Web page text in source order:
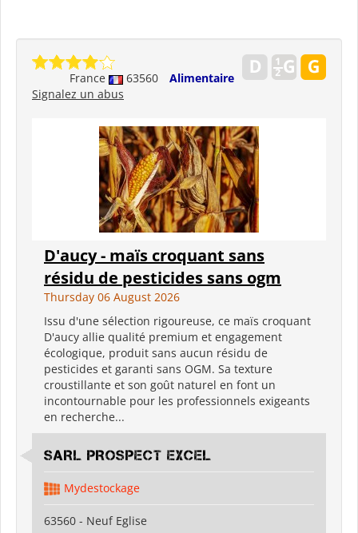
France 63560
Alimentaire
Signalez un abus
D'aucy - maïs croquant sans
résidu de pesticides sans ogm
Thursday 06 August 2026
Issu d'une sélection rigoureuse, ce maïs croquant
D'aucy allie qualité premium et engagement
écologique, produit sans aucun résidu de
pesticides et garanti sans OGM. Sa texture
croustillante et son goût naturel en font un
incontournable pour les professionnels exigeants
en recherche...
SARL PROSPECT EXCEL
Mydestockage
63560 - Neuf Eglise